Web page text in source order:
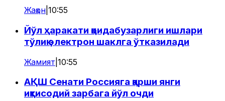
Жаҳон 10:55
Йўл ҳаракати қоидабузарлиги ишлари
тўлиқ электрон шаклга ўтказилади
Жамият 10:55
АҚШ Сенати Россияга қарши янги
иқтисодий зарбага йўл очди